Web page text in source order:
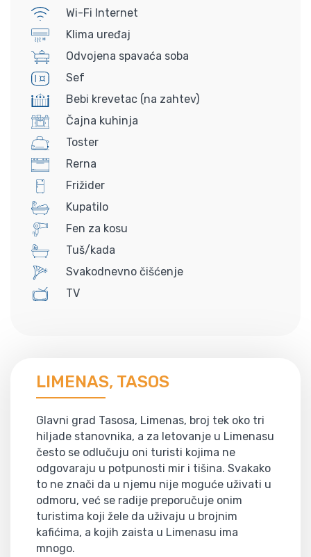
Wi-Fi Internet
Klima uređaj
Odvojena spavaća soba
Sef
Bebi krevetac (na zahtev)
Čajna kuhinja
Toster
Rerna
Frižider
Kupatilo
Fen za kosu
Tuš/kada
Svakodnevno čišćenje
TV
LIMENAS, TASOS
Glavni grad Tasosa, Limenas, broj tek oko tri
hiljade stanovnika, a za letovanje u Limenasu
često se odlučuju oni turisti kojima ne
odgovaraju u potpunosti mir i tišina. Svakako
to ne znači da u njemu nije moguće uživati u
odmoru, već se radije preporučuje onim
turistima koji žele da uživaju u brojnim
kafićima, a kojih zaista u Limenasu ima
mnogo.